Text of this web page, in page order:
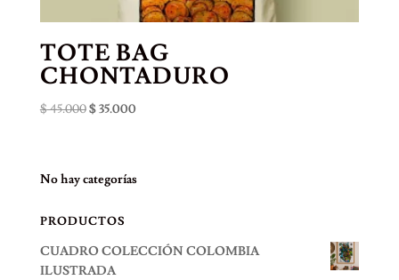
TOTE BAG
CHONTADURO
$45.000El
$ 45.000.
$35.000El
No hay categorías
PRODUCTOS
CUADRO COLECCIÓN COLOMBIA
ILUSTRADA